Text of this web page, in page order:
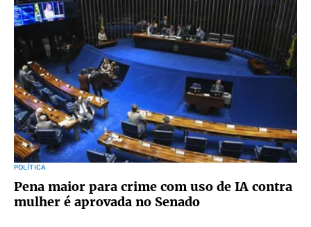
POLÍTICA
Pena maior para crime com uso de IA contra
mulher é aprovada no Senado